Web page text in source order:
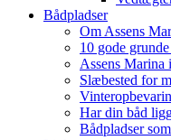
Bådpladser
Om Assens
10 gode
Assens
Slæbested for
Har din båd
Bådpladser